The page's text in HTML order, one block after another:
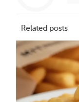
Related posts